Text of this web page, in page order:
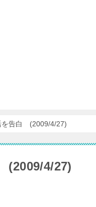
を告白 (2009/4/27)
(2009/4/27)